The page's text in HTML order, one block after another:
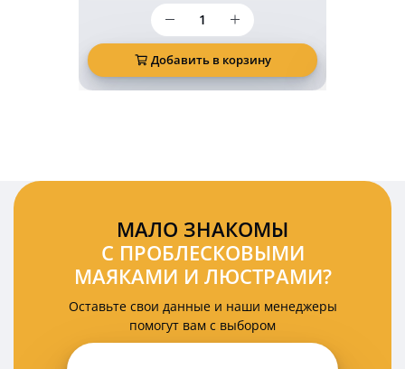
Количество
товара
Беспроводной
светодиодный
задний
фонарь
комплект
2
шт
Добавить в корзину
МАЛО ЗНАКОМЫ
С ПРОБЛЕСКОВЫМИ
МАЯКАМИ И ЛЮСТРАМИ?
Оставьте свои данные и наши менеджеры
помогут вам с выбором